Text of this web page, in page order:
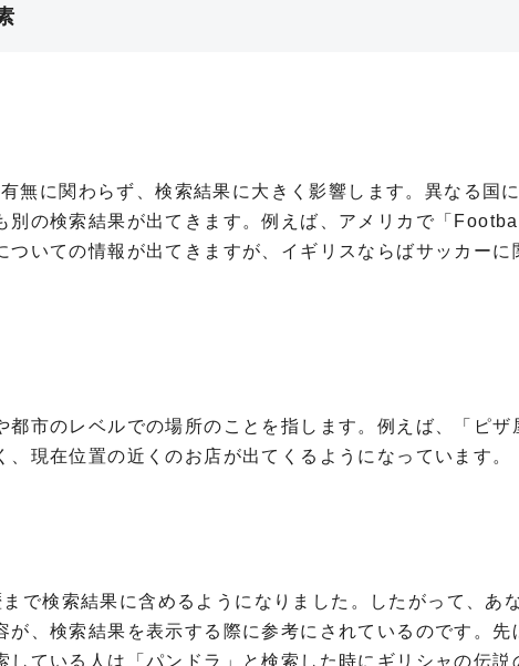
無に関わらず、検索結果に大きく影響します。異なる国
の検索結果が出てきます。例えば、アメリカで「
いての情報が出てきますが、イギリスならばサッカーに
市のレベルでの場所のことを指します。例えば、「ピザ
現在位置の近くのお店が出てくるようになっています。
まで検索結果に含めるようになりました。したがって、あ
が、検索結果を表示する際に参考にされているのです。先
ている人は「パンドラ」と検索した時にギリシャの伝説